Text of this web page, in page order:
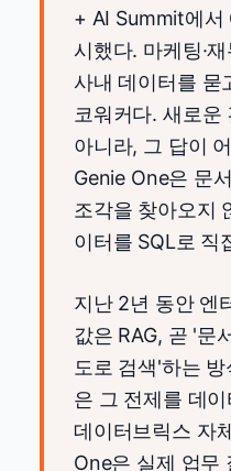
+ AI Summit에서
시했다. 마케팅·
사내 데이터를 묻
코워커다. 새로운
아니라, 그 답이
Genie One은 문
조각을 찾아오지
이터를 SQL로 직
지난 2년 동안 엔
값은 RAG, 곧 '문
도로 검색'하는
은 그 전제를 데
데이터브릭스 자
One은 실제 업무